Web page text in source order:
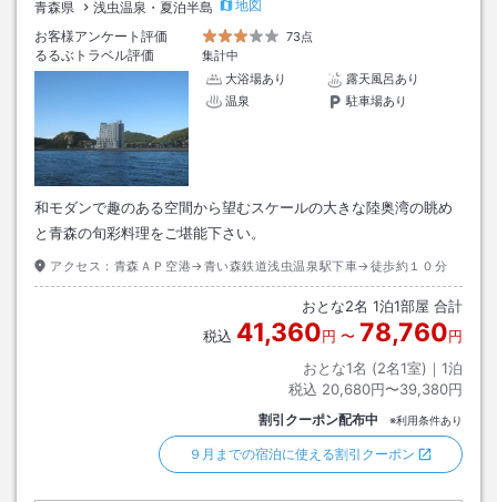
青森県 浅虫温泉・夏泊半島
地図
お客様アンケート評価
73点
るるぶトラベル評価
集計中
大浴場あり
露天風呂あり
温泉
駐車場あり
和モダンで趣のある空間から望むスケールの大きな陸奥湾の眺め
と青森の旬彩料理をご堪能下さい。
アクセス： 青森ＡＰ空港→青い森鉄道浅虫温泉駅下車→徒歩約１０分
おとな2名 1泊1部屋 合計
税込 41,360円 〜 78,760円
おとな1名 (2名1室)｜ 1泊
税込 20,680円〜39,380円
割引クーポン配布中 ※利用条件あり
９月までの宿泊に使える割引クーポン